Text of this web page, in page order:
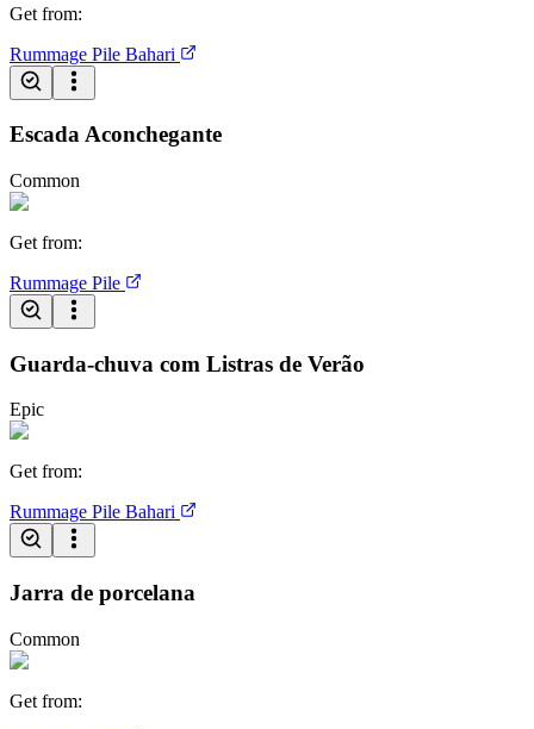
Get from:
Rummage Pile Bahari
Escada Aconchegante
Common
Get from:
Rummage Pile
Guarda-chuva com Listras de Verão
Epic
Get from:
Rummage Pile Bahari
Jarra de porcelana
Common
Get from: